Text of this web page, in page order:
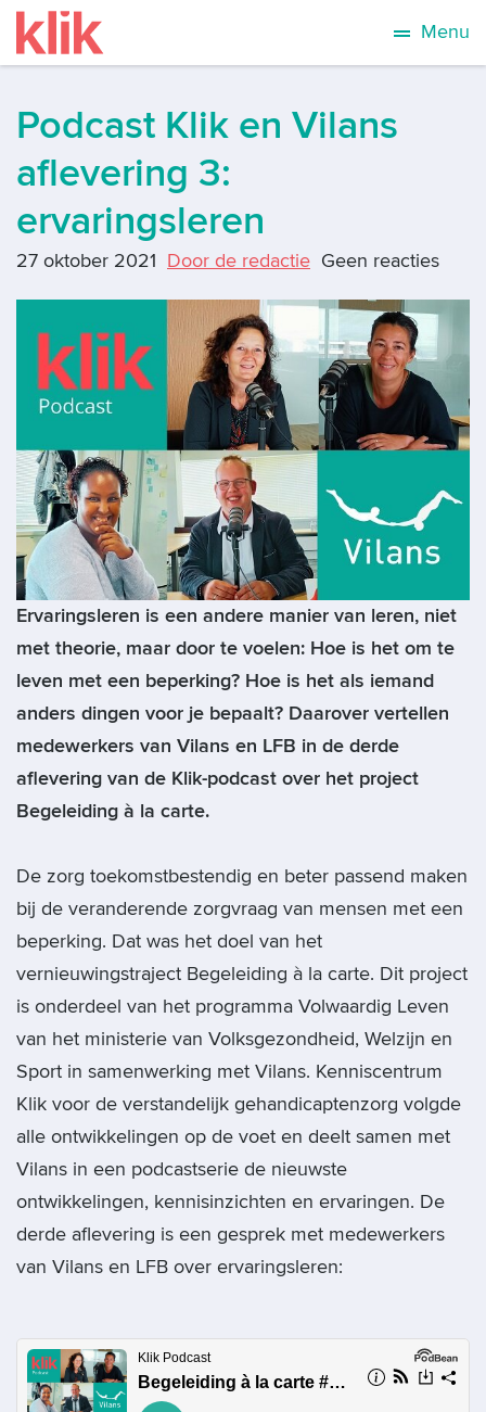
Menu
Podcast Klik en Vilans
aflevering 3:
ervaringsleren
27 oktober 2021 Door de redactie Geen reacties
Ervaringsleren is een andere manier van leren, niet
met theorie, maar door te voelen: Hoe is het om te
leven met een beperking? Hoe is het als iemand
anders dingen voor je bepaalt? Daarover vertellen
medewerkers van Vilans en LFB in de derde
aflevering van de Klik-podcast over het project
Begeleiding à la carte.
De zorg toekomstbestendig en beter passend maken
bij de veranderende zorgvraag van mensen met een
beperking. Dat was het doel van het
vernieuwingstraject Begeleiding à la carte. Dit project
is onderdeel van het programma Volwaardig Leven
van het ministerie van Volksgezondheid, Welzijn en
Sport in samenwerking met Vilans. Kenniscentrum
Klik voor de verstandelijk gehandicaptenzorg volgde
alle ontwikkelingen op de voet en deelt samen met
Vilans in een podcastserie de nieuwste
ontwikkelingen, kennisinzichten en ervaringen. De
derde aflevering is een gesprek met medewerkers
van Vilans en LFB over ervaringsleren: